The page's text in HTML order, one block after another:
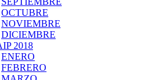
OCTUBRE
NOVIEMBRE
DICIEMBRE
2018
ENERO
FEBRERO